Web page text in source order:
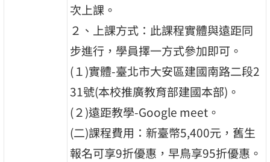
次上課。
２、上課方式：此課程實體與遠距同
步進行，學員擇一方式參加即可。
(１)實體-臺北市大安區建國南路二段2
31號(本校推廣教育部建國本部)。
(２)遠距教學-Google meet。
(二)課程費用：新臺幣5,400元，舊生
報名可享9折優惠，早鳥享95折優惠。